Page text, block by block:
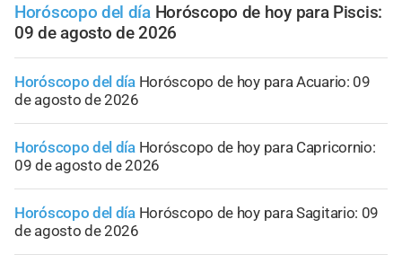
Horóscopo del día Horóscopo de hoy para Piscis:
09 de agosto de 2026
Horóscopo del día Horóscopo de hoy para Acuario: 09
de agosto de 2026
Horóscopo del día Horóscopo de hoy para Capricornio:
09 de agosto de 2026
Horóscopo del día Horóscopo de hoy para Sagitario: 09
de agosto de 2026